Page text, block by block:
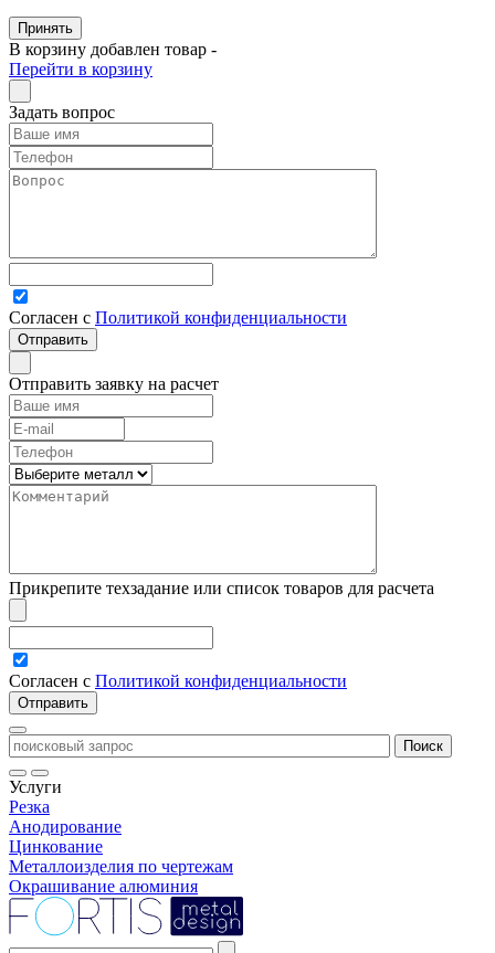
Принять
В корзину добавлен товар -
Перейти в корзину
Задать вопрос
Согласен с Политикой конфиденциальности
Отправить заявку на расчет
Прикрепите техзадание или список товаров для расчета
Согласен с Политикой конфиденциальности
Услуги
Резка
Анодирование
Цинкование
Металлоизделия по чертежам
Окрашивание алюминия